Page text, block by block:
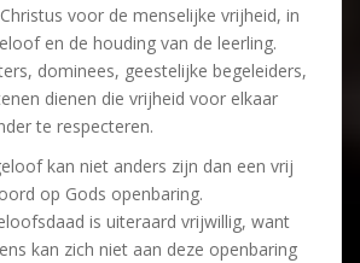
voor de menselijke vrijheid, in
en de houding van de leerling.
dominees, geestelijke begeleiders,
dienen die vrijheid voor elkaar
te respecteren.
kan niet anders zijn dan een vrij
op Gods openbaring.
is uiteraard vrijwillig, want
kan zich niet aan deze openbaring